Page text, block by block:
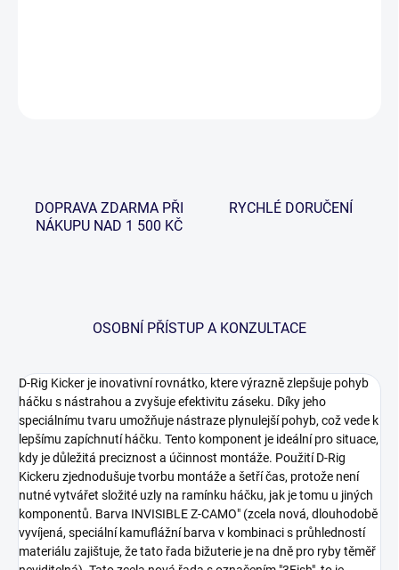
DOPRAVA ZDARMA PŘI
NÁKUPU NAD 1 500 KČ
RYCHLÉ DORUČENÍ
OSOBNÍ PŘÍSTUP A KONZULTACE
D-Rig Kicker je inovativní rovnátko, ktere výrazně zlepšuje pohyb
háčku s nástrahou a zvyšuje efektivitu záseku. Díky jeho
speciálnímu tvaru umožňuje nástraze plynulejší pohyb, což vede k
lepšímu zapíchnutí háčku. Tento komponent je ideální pro situace,
kdy je důležitá preciznost a účinnost montáže. Použití D-Rig
Kickeru zjednodušuje tvorbu montáže a šetří čas, protože není
nutné vytvářet složité uzly na ramínku háčku, jak je tomu u jiných
komponentů. Barva INVISIBLE Z-CAMO" (zcela nová, dlouhodobě
vyvíjená, speciální kamuflážní barva v kombinaci s průhledností
materiálu zajištuje, že tato řada bižuterie je na dně pro ryby těměř